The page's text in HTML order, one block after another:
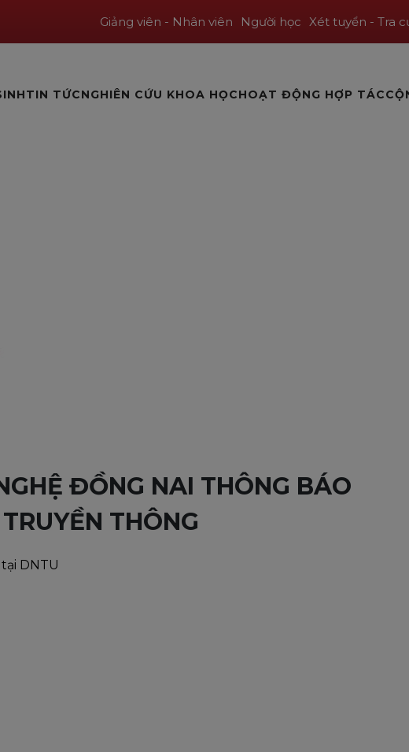
Giảng viên - Nhân viên Người học Xét tuyển - Tra
TIN TỨCNGHIÊN CỨU KHOA HỌCHOẠT ĐỘNG HỢP TÁC
ĐỒNG NAI THÔNG BÁO
THÔNG
DNTU